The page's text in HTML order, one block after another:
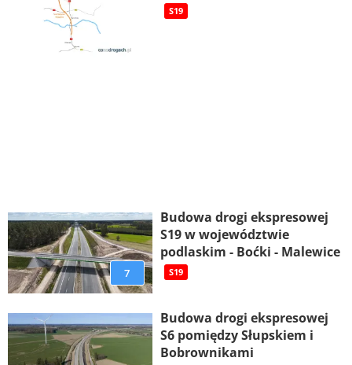
S19
7
Budowa drogi ekspresowej
S19 w województwie
podlaskim - Boćki - Malewice
S19
Budowa drogi ekspresowej
S6 pomiędzy Słupskiem i
Bobrownikami